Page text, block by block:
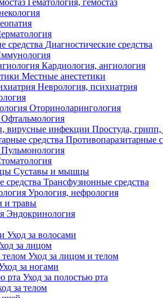
Гематология, гемостаз
Диагностические средства
Кардиология, ангиология
Местные анестетики
Неврология, психиатрия
Оториноларингология
Офтальмология
Простуда,
Противопаразитарные
Пульмонология
Суставы и мышцы
Трансфузионные средства
Урология, нефрология
и травы
Эндокринология
Уход за волосами
за лицом
Уход за лицом и телом
за ногами
Уход за полостью рта
за телом